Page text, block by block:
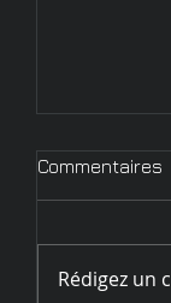
Commentaires
Rédigez un